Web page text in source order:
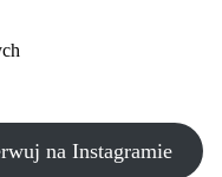
na Instagramie